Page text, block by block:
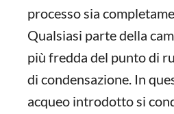
processo sia
Qualsiasi parte della
più fredda del punto di
di condensazione. In
acqueo introdotto si